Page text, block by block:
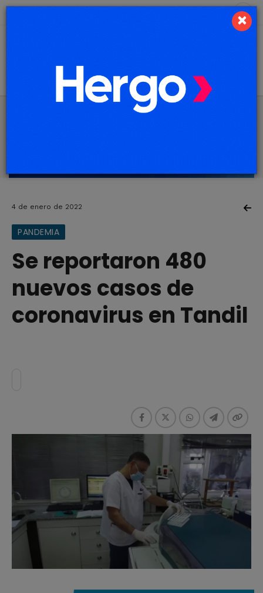
4 de enero de 2022
PANDEMIA
Se reportaron 480
nuevos casos de
coronavirus en Tandil
×